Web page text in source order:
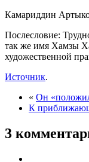
Камариддин
Послесловие:
так же имя Хамзы
художественной
Источник.
« Он
К
3